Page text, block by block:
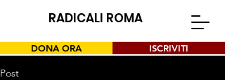
RADICALI ROMA
DONA ORA ISCRIVITI
Post